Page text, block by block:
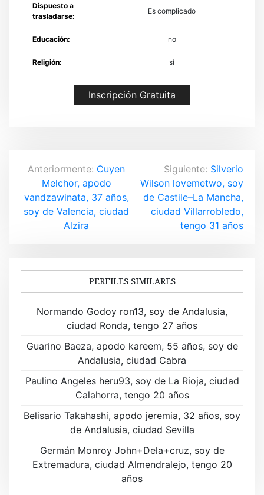
Dispuesto a
trasladarse:
Es complicado
Educación: no
Religión: sí
Inscripción Gratuita
N
a
v
ó
n
e
Anteriormente: Cuyen
Melchor, apodo
vandzawinata, 37 años,
soy de Valencia, ciudad
Alzira
Siguiente: Silverio
Wilson lovemetwo, soy
de Castile–La Mancha,
ciudad Villarrobledo,
tengo 31 años
PERFILES SIMILARES
Normando Godoy ron13, soy de Andalusia,
ciudad Ronda, tengo 27 años
Guarino Baeza, apodo kareem, 55 años, soy de
Andalusia, ciudad Cabra
Paulino Angeles heru93, soy de La Rioja, ciudad
Calahorra, tengo 20 años
Belisario Takahashi, apodo jeremia, 32 años, soy
de Andalusia, ciudad Sevilla
Germán Monroy John+Dela+cruz, soy de
Extremadura, ciudad Almendralejo, tengo 20
años